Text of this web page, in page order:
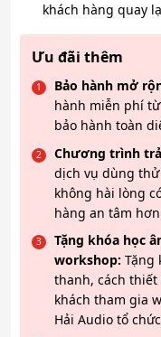
khách hàng quay
Ưu đãi thêm
Bảo hành mở
hành miễn phí
bảo hành toàn
Chương trình
dịch vụ dùng
không hài lòng
hàng an tâm
Tặng khóa học
workshop: Tặng
thanh, cách
khách tham gia
Hải Audio tổ